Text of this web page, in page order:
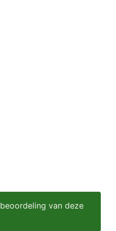
van deze